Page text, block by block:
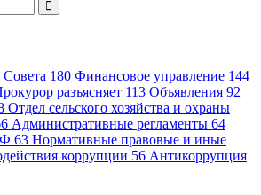
180 Финансовое управление 144
разъясняет 113 Объявления 92
Отдел сельского хозяйства и охраны
Административные регламенты 64
63 Нормативные правовые и иные
коррупции 56 Антикоррупция